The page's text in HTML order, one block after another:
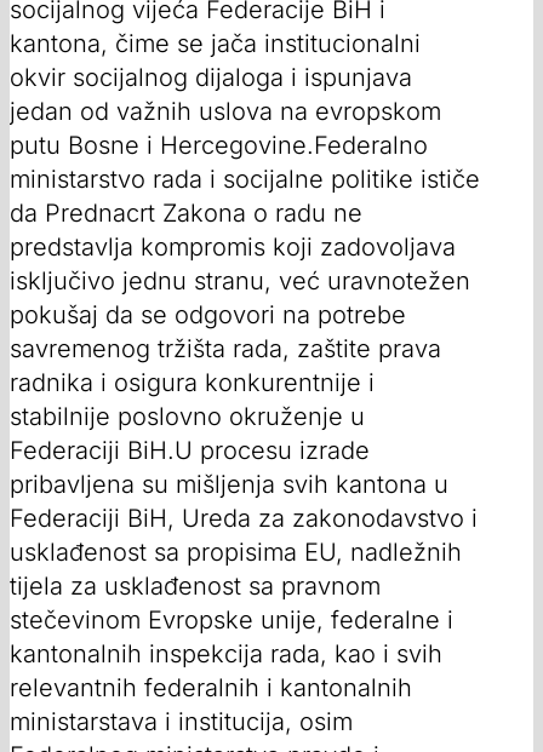
socijalnog vijeća Federacije BiH i
kantona, čime se jača institucionalni
okvir socijalnog dijaloga i ispunjava
jedan od važnih uslova na evropskom
putu Bosne i Hercegovine.Federalno
ministarstvo rada i socijalne politike ističe
da Prednacrt Zakona o radu ne
predstavlja kompromis koji zadovoljava
isključivo jednu stranu, već uravnotežen
pokušaj da se odgovori na potrebe
savremenog tržišta rada, zaštite prava
radnika i osigura konkurentnije i
stabilnije poslovno okruženje u
Federaciji BiH.U procesu izrade
pribavljena su mišljenja svih kantona u
Federaciji BiH, Ureda za zakonodavstvo i
usklađenost sa propisima EU, nadležnih
tijela za usklađenost sa pravnom
stečevinom Evropske unije, federalne i
kantonalnih inspekcija rada, kao i svih
relevantnih federalnih i kantonalnih
ministarstava i institucija, osim